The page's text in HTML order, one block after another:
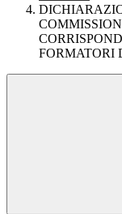
FORMATORI